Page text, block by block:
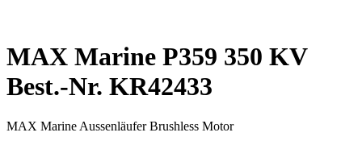
MAX Marine P359 350 KV
Best.-Nr. KR42433
MAX Marine Aussenläufer Brushless Motor